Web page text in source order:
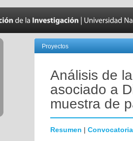
Proyectos
Análisis de
asociado a
muestra de
Resumen | Convocatoria